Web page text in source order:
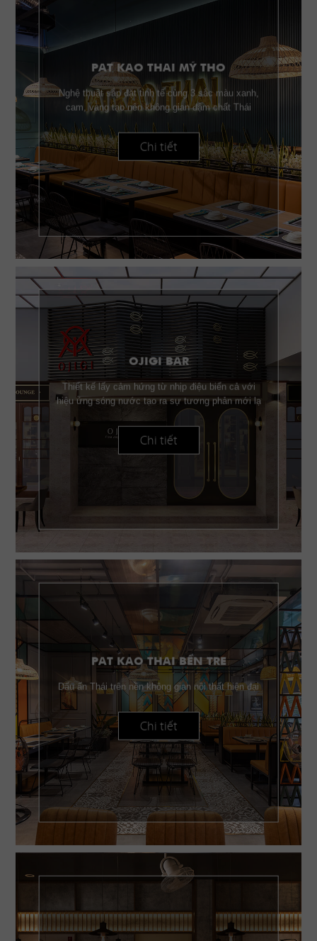
PAT KAO THAI MỸ THO
Nghệ thuật sắp đặt tinh tế cùng 3 sắc màu xanh,
cam, vàng tạo nên không gian đậm chất Thái
Chi tiết
OJIGI BAR
Thiết kế lấy cảm hứng từ nhịp điệu biển cả với
hiệu ứng sóng nước tạo ra sự tương phản mới lạ
Chi tiết
PAT KAO THAI BẾN TRE
Dấu ấn Thái trên nền không gian nội thất hiện đại
Chi tiết